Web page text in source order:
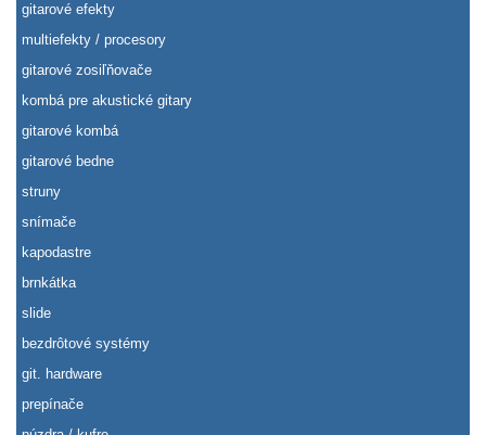
gitarové efekty
multiefekty / procesory
gitarové zosiľňovače
kombá pre akustické gitary
gitarové kombá
gitarové bedne
struny
snímače
kapodastre
brnkátka
slide
bezdrôtové systémy
git. hardware
prepínače